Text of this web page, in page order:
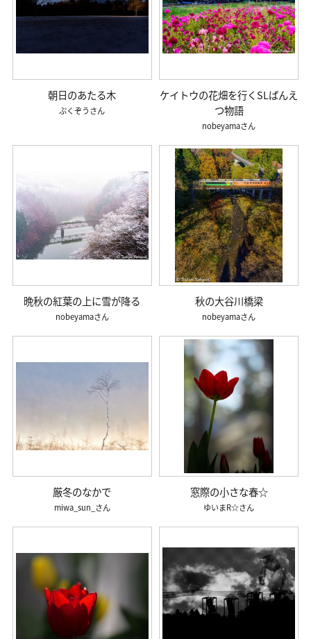
朝日のあたる木
ぷくぞう
ケイトウの花畑を行くSLばんえ
つ物語
nobeyama
晩秋の紅葉の上に雪が降る
nobeyama
秋の大谷川橋梁
nobeyama
厳冬のなかで
miwa_sun_
窓際の小さな春☆
ゆいまR☆